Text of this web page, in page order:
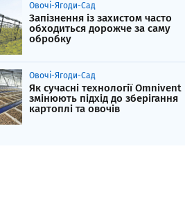
Овочі-Ягоди-Сад
Запізнення із захистом часто
обходиться дорожче за саму
обробку
Овочі-Ягоди-Сад
Як сучасні технології Omnivent
змінюють підхід до зберігання
картоплі та овочів